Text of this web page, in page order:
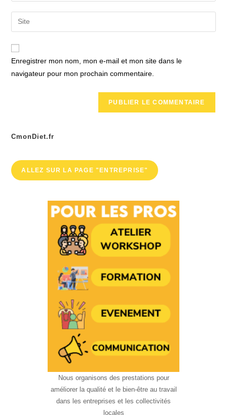
comment
email
address
comment
Saisir
l’URL
de
Enregistrer mon nom, mon e-mail et mon site dans le
navigateur pour mon prochain commentaire.
CmonDiet.fr
ALLEZ SUR LA PAGE "ENTREPRISE"
Nous organisons des prestations pour
améliorer la qualité et le bien-être au travail
dans les entreprises et les collectivités
locales